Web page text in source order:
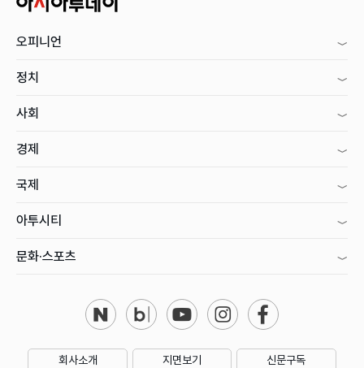
오피니언
정치
사회
경제
국제
아투시티
문화·스포츠
회사소개 지면보기 신문구독